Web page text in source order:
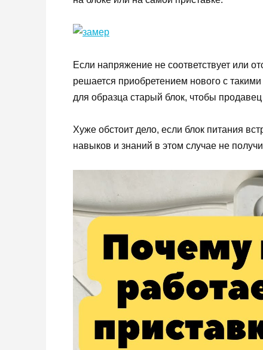
Если напряжение не соответствует или
решается приобретением нового с
для образца старый блок, чтобы
Хуже обстоит дело, если блок питания
навыков и знаний в этом случае не